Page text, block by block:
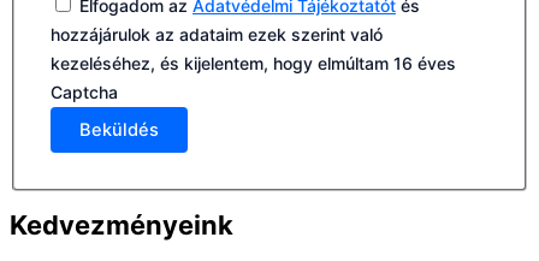
Elfogadom az Adatvédelmi Tájékoztatót és
hozzájárulok az adataim ezek szerint való
kezeléséhez, és kijelentem, hogy elmúltam 16 éves
Captcha
Beküldés
Kedvezményeink